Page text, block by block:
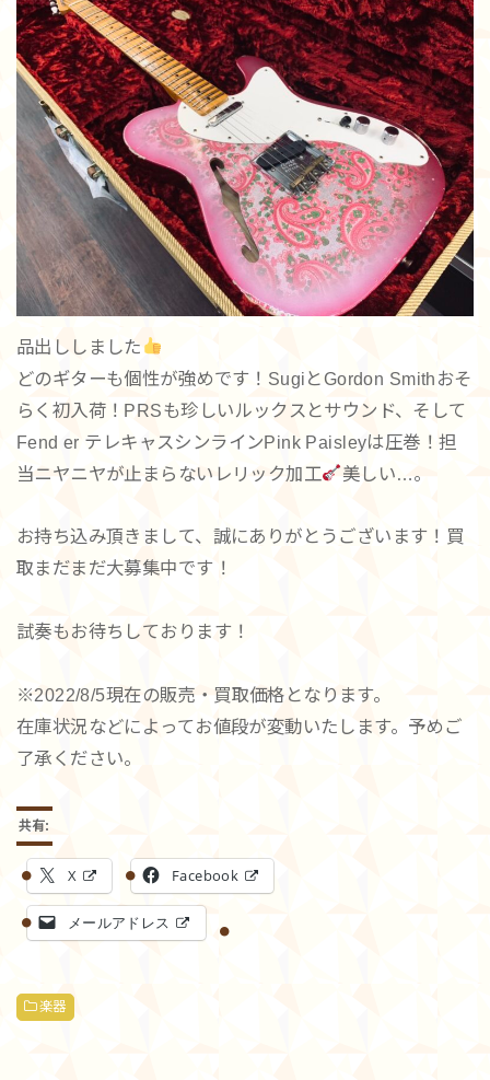
品出ししました
どのギターも個性が強めです！SugiとGordon Smithおそ
らく初入荷！PRSも珍しいルックスとサウンド、そして
Fend er テレキャスシンラインPink Paisleyは圧巻！担
当ニヤニヤが止まらないレリック加工
美しい…。
お持ち込み頂きまして、誠にありがとうございます！買
取まだまだ大募集中です！
試奏もお待ちしております！
※2022/8/5現在の販売・買取価格となります。
在庫状況などによってお値段が変動いたします。予めご
了承ください。
共有:
X Facebook
メールアドレス
楽器